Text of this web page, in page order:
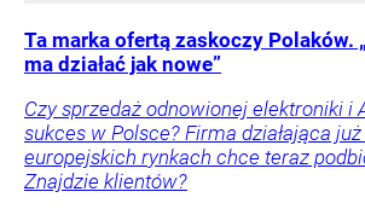
Ta marka ofertą zaskoczy Polaków.
ma działać jak nowe”
Czy sprzedaż odnowionej elektroniki i
sukces w Polsce? Firma działająca
europejskich rynkach chce teraz
Znajdzie klientów?